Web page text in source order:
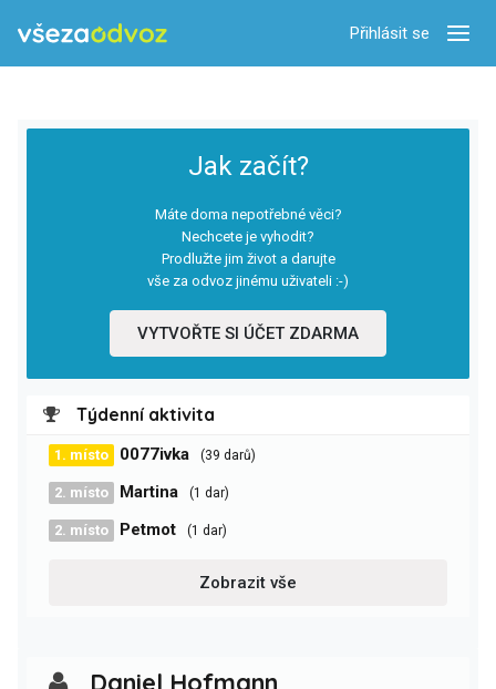
Přihlásit se
Jak začít?
Máte doma nepotřebné věci?
Nechcete je vyhodit?
Prodlužte jim život a darujte
vše za odvoz jinému uživateli :-)
VYTVOŘTE SI ÚČET ZDARMA
Týdenní aktivita
1. místo 0077ivka (39 darů)
2. místo Martina (1 dar)
2. místo Petmot (1 dar)
Zobrazit vše
Daniel Hofmann